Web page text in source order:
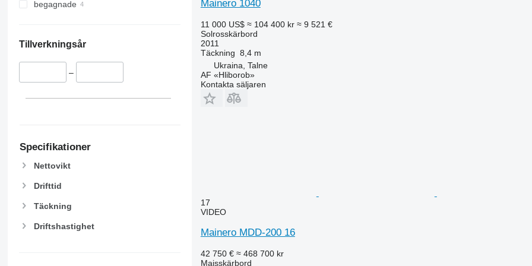
begagnade
Tillverkningsår
–
Specifikationer
Nettovikt
Drifttid
Täckning
Driftshastighet
Mainero 1040
11 000 US$ ≈ 104 400 kr ≈ 9 521 €
Solrosskärbord
2011
Täckning 8,4 m
Ukraina, Talne
AF «Hliborob»
Kontakta säljaren
17
VIDEO
Mainero MDD-200 16
42 750 € ≈ 468 700 kr
Majsskärbord